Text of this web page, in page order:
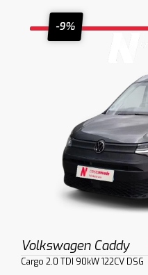
-9%
Volkswagen Caddy
Cargo 2.0 TDI 90kW 122CV DSG